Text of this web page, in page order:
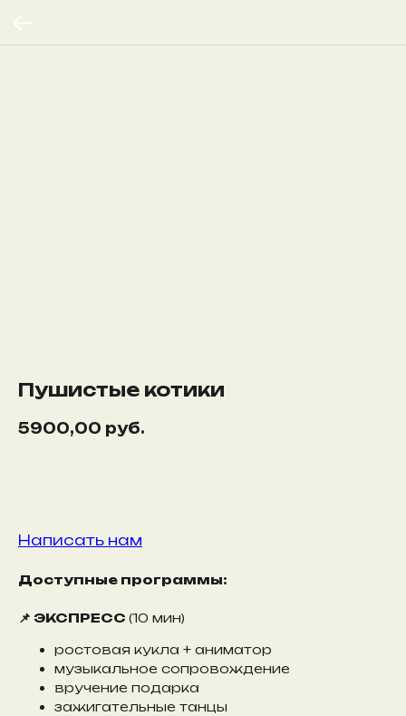
Пушистые котики
5900,00 руб.
Написать нам
Доступные программы:
📌 ЭКСПРЕСС (10 мин)
ростовая кукла + аниматор
музыкальное сопровождение
вручение подарка
зажигательные танцы